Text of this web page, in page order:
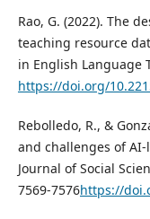
Rao, G. (2022). The
teaching resource
in English Language
https://doi.org/
Rebolledo, R., &
and challenges of
Journal of Social
7569-7576https://